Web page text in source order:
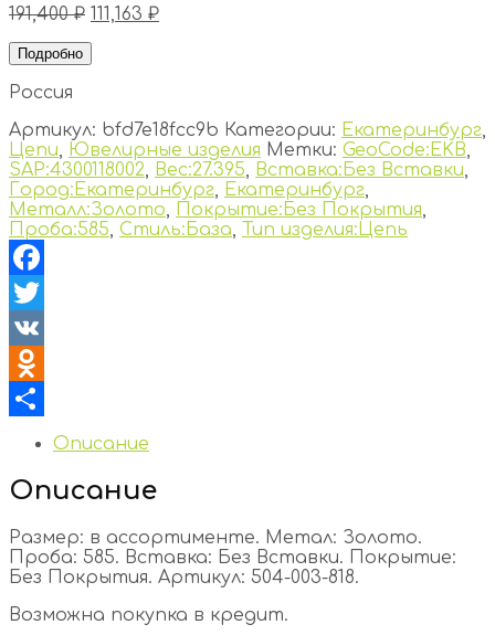
191,400₽ 111,163 ₽
Подробно
Россия
Артикул: bfd7e18fcc9b Категории: Екатеринбург,
Цепи, Ювелирные изделия Метки: GeoCode:EKB,
SAP:4300118002, Вес:27.395, Вставка:Без Вставки,
Город:Екатеринбург, Екатеринбург,
Металл:Золото, Покрытие:Без Покрытия,
Проба:585, Стиль:База, Тип изделия:Цепь
Facebook
Twitter
VK
Odnoklassniki
Отправить
Описание
Описание
Размер: в ассортименте. Метал: Золото.
Проба: 585. Вставка: Без Вставки. Покрытие:
Без Покрытия. Артикул: 504-003-818.
Возможна покупка в кредит.